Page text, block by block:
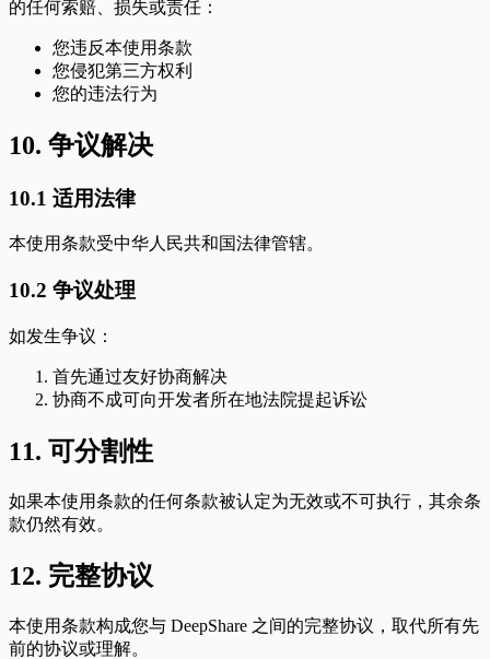
的任何索赔、损失或责任：
您违反本使用条款
您侵犯第三方权利
您的违法行为
10. 争议解决
10.1 适用法律
本使用条款受中华人民共和国法律管辖。
10.2 争议处理
如发生争议：
首先通过友好协商解决
协商不成可向开发者所在地法院提起诉讼
11. 可分割性
如果本使用条款的任何条款被认定为无效或不可执行，其余条
款仍然有效。
12. 完整协议
本使用条款构成您与 DeepShare 之间的完整协议，取代所有先
前的协议或理解。